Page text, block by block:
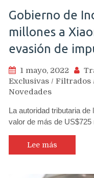
Gobierno de
millones a
evasión de
1 mayo, 2022
Exclusivas / Filtrados
Novedades
La autoridad tributaria
valor de más de
Lee más